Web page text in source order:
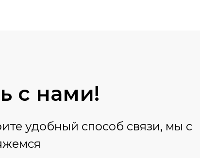
с нами!
удобный способ связи, мы с